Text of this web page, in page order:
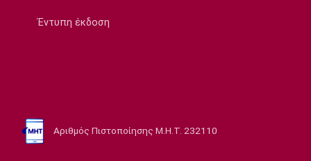
«Παίρνει Ντίκμαν ο ΟΦΗ»
Ποδόσφαιρο - Διεθνή
Έντυπη έκδοση
Αριθμός Πιστοποίησης Μ.Η.Τ. 232110